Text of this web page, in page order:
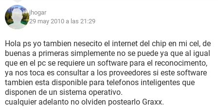
jhogar
29 may 2010 a las 21:29
Hola ps yo tambien nesecito el internet del chip en mi cel, de
buenas a primeras simplemente no se puede ya que al igual
que en el pc se requiere un software para el reconocimento,
ya nos toca es consultar a los proveedores si este software
tambien esta disponible para telefonos inteligentes que
disponen de un sistema operativo.
cualquier adelanto no olviden postearlo Graxx.